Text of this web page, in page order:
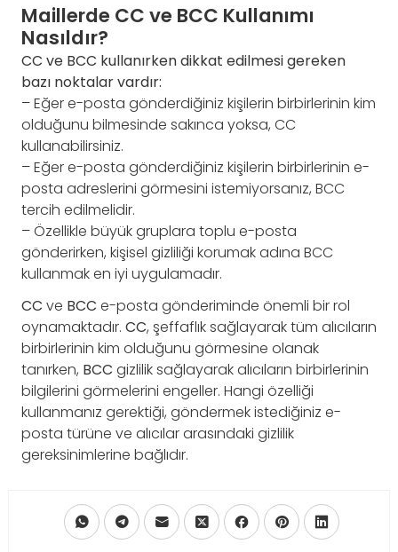
Maillerde CC ve BCC Kullanımı
Nasıldır?
CC ve BCC kullanırken dikkat edilmesi gereken
bazı noktalar vardır:
– Eğer e-posta gönderdiğiniz kişilerin birbirlerinin kim
olduğunu bilmesinde sakınca yoksa, CC
kullanabilirsiniz.
– Eğer e-posta gönderdiğiniz kişilerin birbirlerinin e-
posta adreslerini görmesini istemiyorsanız, BCC
tercih edilmelidir.
– Özellikle büyük gruplara toplu e-posta
gönderirken, kişisel gizliliği korumak adına BCC
kullanmak en iyi uygulamadır.
CC ve BCC e-posta gönderiminde önemli bir rol
oynamaktadır. CC, şeffaflık sağlayarak tüm alıcıların
birbirlerinin kim olduğunu görmesine olanak
tanırken, BCC gizlilik sağlayarak alıcıların birbirlerinin
bilgilerini görmelerini engeller. Hangi özelliği
kullanmanız gerektiği, göndermek istediğiniz e-
posta türüne ve alıcılar arasındaki gizlilik
gereksinimlerine bağlıdır.